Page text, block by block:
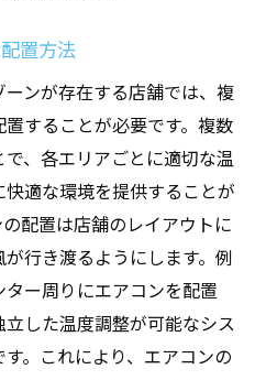
置方法
ンが存在する店舗では、複
することが必要です。複数
、各エリアごとに適切な温
適な環境を提供することが
配置は店舗のレイアウトに
行き渡るようにします。例
ー周りにエアコンを配置
した温度調整が可能なシス
。これにより、エアコンの